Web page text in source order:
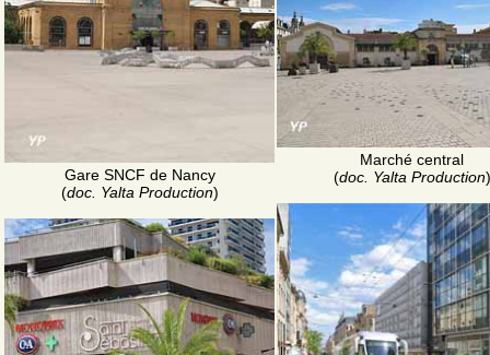
Gare SNCF de Nancy
(doc. Yalta Production)
Marché central
(doc. Yalta Production)